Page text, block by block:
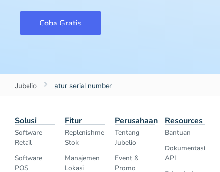
Coba Gratis
Jubelio atur serial number
Solusi
Software
Retail
Software
POS
Fitur
Replenishment
Stok
Manajemen
Lokasi
Perusahaan
Tentang
Jubelio
Event &
Promo
Resources
Bantuan
Dokumentasi
API